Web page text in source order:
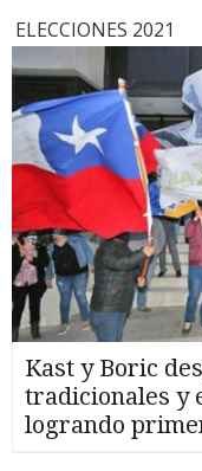
ELECCIONES 2021
Kast y Boric
tradicionales y
logrando